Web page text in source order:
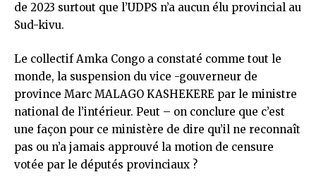
de 2023 surtout que l’UDPS n’a aucun élu provincial au
Sud-kivu.
Le collectif Amka Congo a constaté comme tout le
monde, la suspension du vice -gouverneur de
province Marc MALAGO KASHEKERE par le ministre
national de l’intérieur. Peut – on conclure que c’est
une façon pour ce ministère de dire qu’il ne reconnaît
pas ou n’a jamais approuvé la motion de censure
votée par le députés provinciaux ?